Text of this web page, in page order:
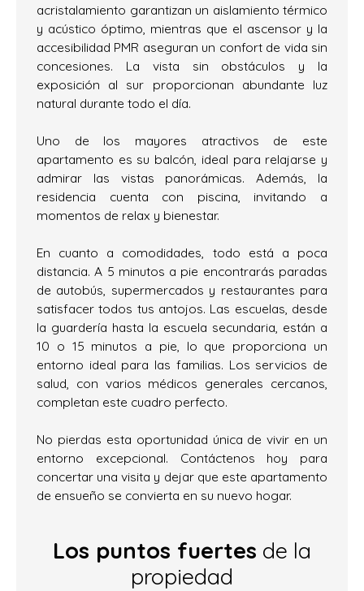
acristalamiento garantizan un aislamiento térmico
y acústico óptimo, mientras que el ascensor y la
accesibilidad PMR aseguran un confort de vida sin
concesiones. La vista sin obstáculos y la
exposición al sur proporcionan abundante luz
natural durante todo el día.
Uno de los mayores atractivos de este
apartamento es su balcón, ideal para relajarse y
admirar las vistas panorámicas. Además, la
residencia cuenta con piscina, invitando a
momentos de relax y bienestar.
En cuanto a comodidades, todo está a poca
distancia. A 5 minutos a pie encontrarás paradas
de autobús, supermercados y restaurantes para
satisfacer todos tus antojos. Las escuelas, desde
la guardería hasta la escuela secundaria, están a
10 o 15 minutos a pie, lo que proporciona un
entorno ideal para las familias. Los servicios de
salud, con varios médicos generales cercanos,
completan este cuadro perfecto.
No pierdas esta oportunidad única de vivir en un
entorno excepcional. Contáctenos hoy para
concertar una visita y dejar que este apartamento
de ensueño se convierta en su nuevo hogar.
Los puntos fuertes de la
propiedad